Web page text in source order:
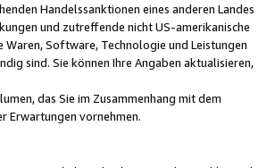
Handelssanktionen eines anderen Landes
und zutreffende nicht US-amerikanische
Software, Technologie und Leistungen
sind. Sie können Ihre Angaben aktualisieren,
das Sie im Zusammenhang mit dem
Erwartungen vornehmen.